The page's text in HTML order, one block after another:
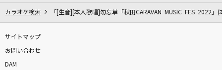
カラオケ検索 「[生音][本人歌唱]勿忘草「秋田CARAVAN MUSIC FES 2022」
サイトマップ
お問い合わせ
DAM